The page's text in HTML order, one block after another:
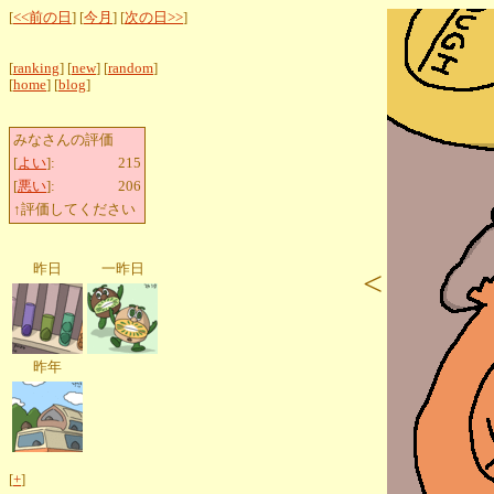
[<<前の日 ] [今月 ] [次の日>>]
[ranking] [new] [random]
[home] [blog]
みなさんの評価
[よい]:
215
[悪い]:
206
↑評価してください
昨日 一昨日
昨年
[+]
<